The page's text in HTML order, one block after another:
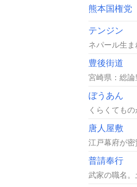
熊本国権党
テンジン
ネパール生
豊後街道
宮崎県：総
ぼうあん
くらくても
唐人屋敷
江戸幕府が
普請奉行
武家の職名